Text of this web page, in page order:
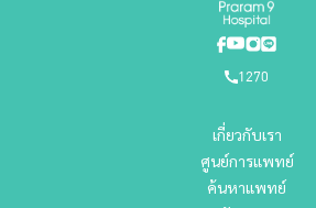
1270
เกี่ยวกับเรา
ศูนย์การแพทย์
ค้นหาแพทย์